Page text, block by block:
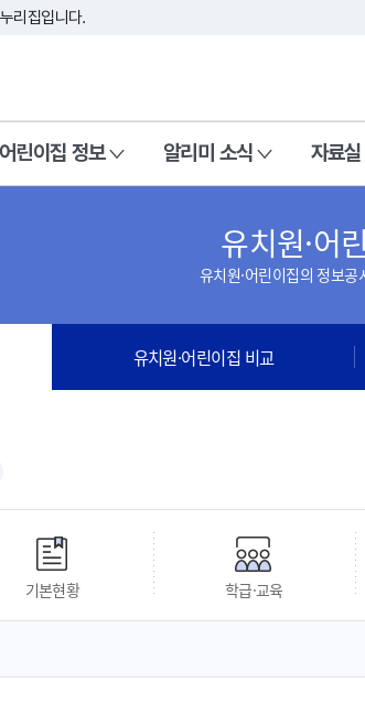
리집입니다.
린이집 정보 알리미 소식 자료실
유치원·어
유치원·어린이집의 정보
유치원·어린이집 비교
기본현황 학급·교육